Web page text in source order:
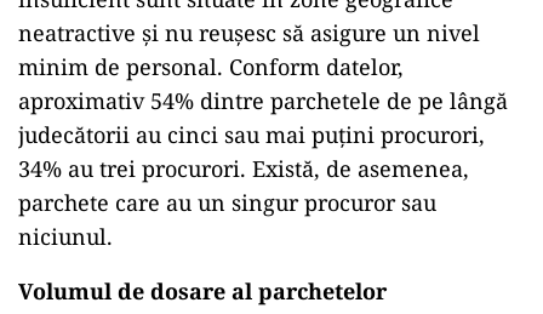
neatractive și nu reușesc să asigure un nivel
minim de personal. Conform datelor,
aproximativ 54% dintre parchetele de pe lângă
judecătorii au cinci sau mai puțini procurori,
34% au trei procurori. Există, de asemenea,
parchete care au un singur procuror sau
niciunul.
Volumul de dosare al parchetelor